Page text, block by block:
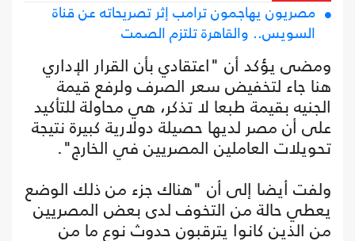
مصريون يهاجمون ترامب إثر تصريحاته عن قناة
السويس.. والقاهرة تلتزم الصمت
ومضى يؤكد أن "اعتقادي بأن القرار الإداري
هنا جاء لتخفيض سعر الصرف ولرفع قيمة
الجنيه بقيمة طبعا لا تذكر، هي محاولة للتأكيد
على أن مصر لديها حصيلة دولارية كبيرة نتيجة
تحويلات العاملين المصريين في الخارج".
ولفت أيضا إلى أن "هناك جزء من ذلك الوضع
يعطي حالة من التخوف لدى بعض المصريين
من الذين كانوا يترقبون حدوث نوع ما من